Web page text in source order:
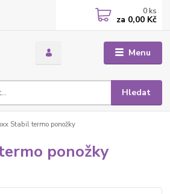
Menu
Hledat
0 ks
za 0,00 Kč
Stabil termo ponožky
ponožky